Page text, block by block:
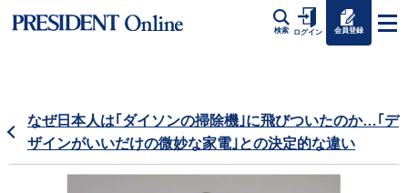
検索 ログイン 会員登録
なぜ日本人は｢ダイソンの掃除機｣に飛びついたのか…｢デ
ザインがいいだけの微妙な家電｣との決定的な違い